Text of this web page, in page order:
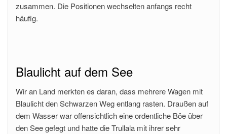
zusammen. Die Positionen wechselten anfangs recht
häufig.
Blaulicht auf dem See
Wir an Land merkten es daran, dass mehrere Wagen mit
Blaulicht den Schwarzen Weg entlang rasten. Draußen auf
dem Wasser war offensichtlich eine ordentliche Böe über
den See gefegt und hatte die Trullala mit ihrer sehr